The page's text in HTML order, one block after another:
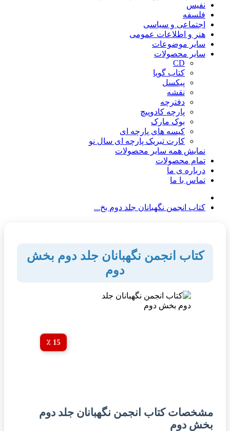
نفیس
فلسفه
اجتماعی و سیاسی
هنر و اطلاعات عمومی
سایر موضوعات
سایر محصولات
CD
کتاب گویا
پیکسل
نقشه
دفترچه
پارچه کادوپیچ
بوک مارک
کیسه های پارچه ای
کارت تبریک پارچه ای سال نو
نمایش همه سایر محصولات
تمام محصولات
درباره ی ما
تماس با ما
کتاب انجمن نگهبانان جلد دوم بخ...
کتاب انجمن نگهبانان جلد دوم بخش
دوم
15 ٪
مشخصات کتاب انجمن نگهبانان جلد دوم
بخش دوم